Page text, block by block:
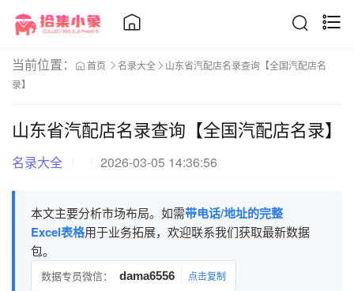
当前位置： 首页 名录大全
山东省汽配店名录查询【全国汽配店名
录】
山东省汽配店名录查询【全国汽配店名录】
名录大全 2026-03-05 14:36:56
本文主要分析市场布局。如需带电话/地址的完整
Excel表格用于业务拓展，欢迎联系我们获取最新数据
包。
数据专员微信： dama6556 点击复制